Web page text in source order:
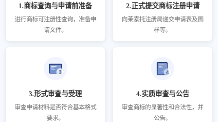
1.商标查询与申请前准备
进行商标可注册性查询，准备申
请文件。
2.正式提交商标注册申请
向莱索托注册局递交申请表及图
样等。
3.形式审查与受理
审查申请材料是否符合基本格式
要求。
4.实质审查与公告
审查商标的显著性和合法性，并
公告。